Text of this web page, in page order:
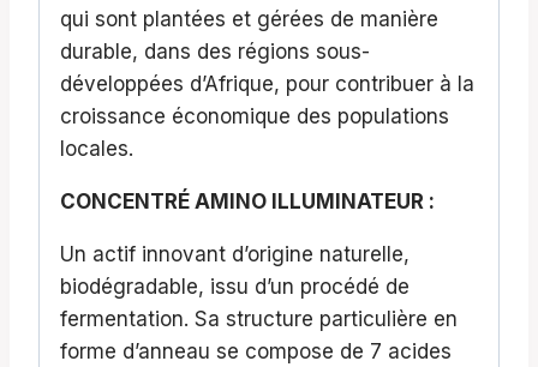
qui sont plantées et gérées de manière
durable, dans des régions sous-
développées d’Afrique, pour contribuer à la
croissance économique des populations
locales.
CONCENTRÉ AMINO ILLUMINATEUR :
Un actif innovant d’origine naturelle,
biodégradable, issu d’un procédé de
fermentation. Sa structure particulière en
forme d’anneau se compose de 7 acides